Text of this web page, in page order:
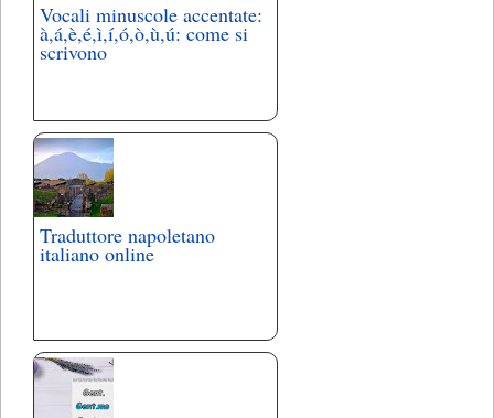
Vocali minuscole accentate:
à,á,è,é,ì,í,ó,ò,ù,ú: come si
scrivono
Traduttore napoletano
italiano online